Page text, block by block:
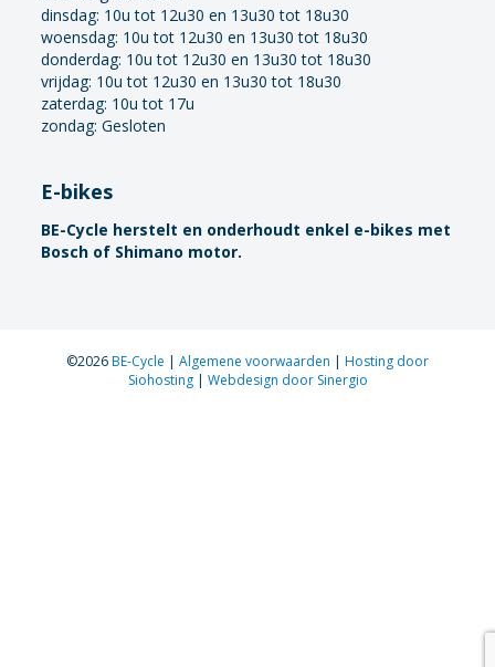
dinsdag: 10u tot 12u30 en 13u30 tot 18u30
woensdag: 10u tot 12u30 en 13u30 tot 18u30
donderdag: 10u tot 12u30 en 13u30 tot 18u30
vrijdag: 10u tot 12u30 en 13u30 tot 18u30
zaterdag: 10u tot 17u
zondag: Gesloten
E-bikes
BE-Cycle herstelt en onderhoudt enkel e-bikes met
Bosch of Shimano motor.
©2026BE-Cycle | Algemene voorwaarden | Hosting door
Siohosting | Webdesign door Sinergio